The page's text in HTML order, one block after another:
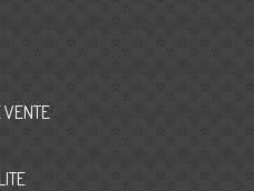
VENTE